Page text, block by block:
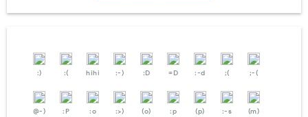
:) :( hihi :-) :D =D :-d ;( ;-(
@-) :P :o :>) (o) :p (p) :-s (m)